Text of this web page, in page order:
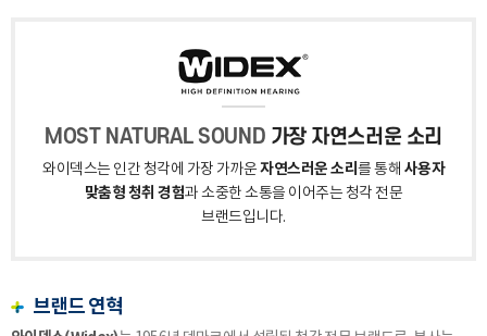
MOST NATURAL SOUND 가장 자연스러운 소리
와이덱스는 인간 청각에 가장 가까운자연스러운 소리를 통해 사용자
맞춤형 청취 경험과 소중한 소통을 이어주는 청각 전문
브랜드입니다.
브랜드 연혁